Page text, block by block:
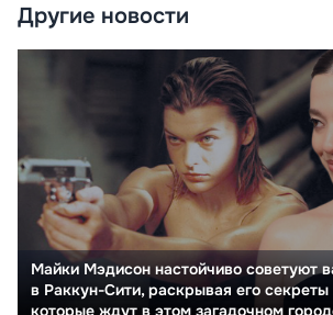
Другие новости
Майки Мэдисон настойчиво советуют
в Раккун-Сити, раскрывая его
которые ждут в этом загадочном